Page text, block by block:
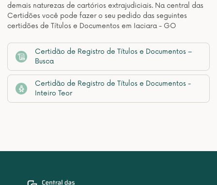
demais naturezas de cartórios extrajudiciais. Na central das
Certidões você pode fazer o seu pedido das seguintes
certidões de Títulos e Documentos em Iaciara - GO
Certidão de Registro de Títulos e Documentos –
Busca
Certidão de Registro de Títulos e Documentos -
Inteiro Teor